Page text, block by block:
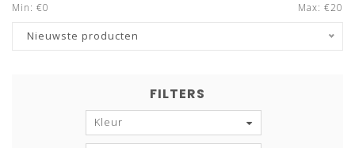
Min: €0 Max: €20
Nieuwste producten
FILTERS
Kleur